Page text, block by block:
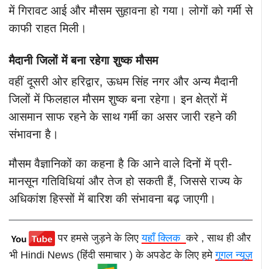
में गिरावट आई और मौसम सुहावना हो गया। लोगों को गर्मी से
काफी राहत मिली।
मैदानी जिलों में बना रहेगा शुष्क मौसम
वहीं दूसरी ओर हरिद्वार, ऊधम सिंह नगर और अन्य मैदानी
जिलों में फिलहाल मौसम शुष्क बना रहेगा। इन क्षेत्रों में
आसमान साफ रहने के साथ गर्मी का असर जारी रहने की
संभावना है।
मौसम वैज्ञानिकों का कहना है कि आने वाले दिनों में प्री-
मानसून गतिविधियां और तेज हो सकती हैं, जिससे राज्य के
अधिकांश हिस्सों में बारिश की संभावना बढ़ जाएगी।
पर हमसे जुड़ने के लिएयहाँ क्लिककरे , साथ ही और
भी Hindi News (हिंदी समाचार ) के अपडेट के लिए हमेगूगल न्यूज़